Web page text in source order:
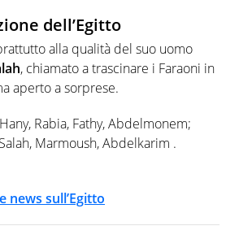
dell’Egitto
alla qualità del suo uomo
, chiamato a trascinare i Faraoni in
aperto a sorprese.
Rabia, Fathy, Abdelmonem;
Marmoush, Abdelkarim .
news sull’Egitto